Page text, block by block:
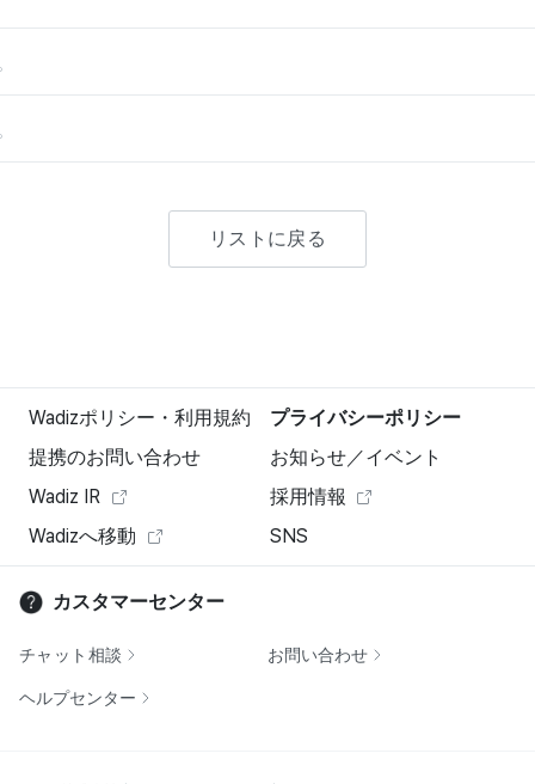
リストに戻る
Wadizポリシー・利用規約
プライバシーポリシー
提携のお問い合わせ
お知らせ／イベント
Wadiz IR
採用情報
Wadizへ移動
SNS
カスタマーセンター
チャット相談 お問い合わせ
ヘルプセンター